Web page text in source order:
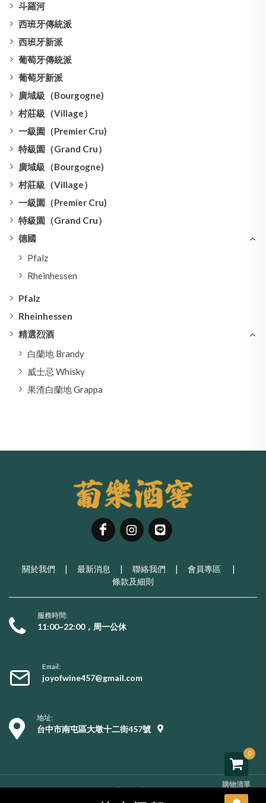
斗羅河
西班牙傳統派
西班牙新派
葡萄牙傳統派
葡萄牙新派
廣域級（Bourgogne)
村莊級（Village）
一級園（Premier Cru)
特級園（Grand Cru）
廣域級（Bourgogne)
村莊級（Village）
一級園（Premier Cru)
特級園（Grand Cru）
德國
Pfalz
Rheinhessen
Pfalz
Rheinhessen
精選烈酒
白蘭地 Brandy
威士忌 Whisky
果渣白蘭地 Grappa
關於我們 | 最新消息 | 聯絡我們 | 會員專區
|
條款及細則
服務時間:
11:00~22:00，周一公休
Email:
joyofwine457@gmail.com
地址:
台中市南屯區大墩十二街457號
Copyright © 2026 葡樂酒窖. All rights reserved.
0
購物清單